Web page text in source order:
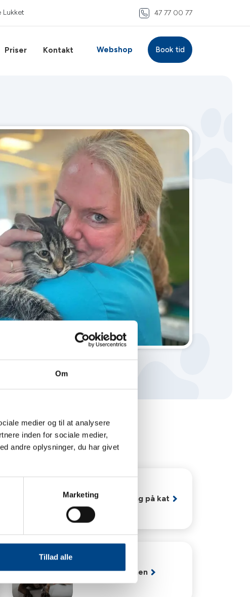
Om
medier og til at analysere
inden for sociale medier,
andre oplysninger, du har givet
Marketing
Tillad alle
Lukket 47 77 00 77
Priser Kontakt Webshop Book tid
Blodtryksmåling på kat
Cartrophen